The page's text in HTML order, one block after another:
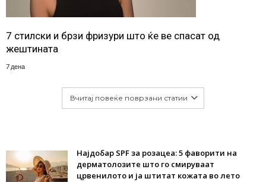
7 стилски и брзи фризури што ќе ве спасат од
жештината
7 дена
Вчитај повеќе поврзани статии
Најдобар SPF за розацеа: 5 фаворити на
дерматолозите што го смируваат
црвенилото и ја штитат кожата во лето